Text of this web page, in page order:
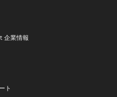
企業情報
ト